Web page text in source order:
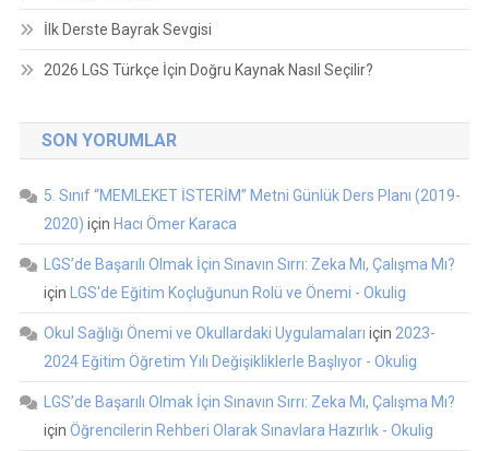
İlk Derste Bayrak Sevgisi
2026 LGS Türkçe İçin Doğru Kaynak Nasıl Seçilir?
SON YORUMLAR
5. Sınıf “MEMLEKET İSTERİM” Metni Günlük Ders Planı (2019-
2020) için Hacı Ömer Karaca
LGS’de Başarılı Olmak İçin Sınavın Sırrı: Zeka Mı, Çalışma Mı?
için
LGS'de Eğitim Koçluğunun Rolü ve Önemi - Okulig
Okul Sağlığı Önemi ve Okullardaki Uygulamaları için 2023-
2024 Eğitim Öğretim Yılı Değişikliklerle Başlıyor - Okulig
LGS’de Başarılı Olmak İçin Sınavın Sırrı: Zeka Mı, Çalışma Mı?
için Öğrencilerin Rehberi Olarak Sınavlara Hazırlık - Okulig